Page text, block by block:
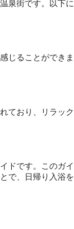
泉街です。以下に
じることができま
ており、リラック
ドです。このガイ
で、日帰り入浴を